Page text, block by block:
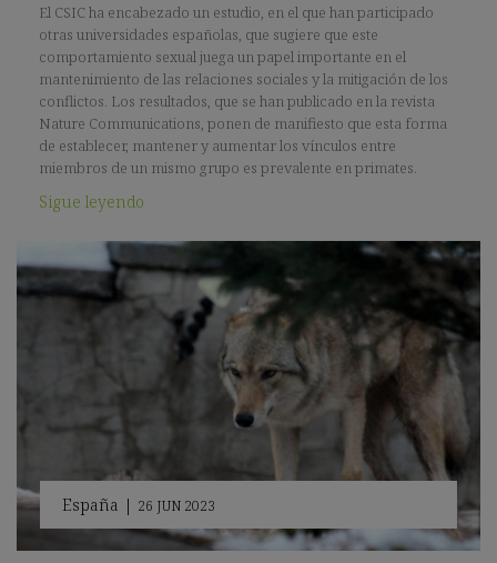
El CSIC ha encabezado un estudio, en el que han participado
otras universidades españolas, que sugiere que este
comportamiento sexual juega un papel importante en el
mantenimiento de las relaciones sociales y la mitigación de los
conflictos. Los resultados, que se han publicado en la revista
Nature Communications, ponen de manifiesto que esta forma
de establecer, mantener y aumentar los vínculos entre
miembros de un mismo grupo es prevalente en primates.
Sigue leyendo
España | 26 JUN 2023